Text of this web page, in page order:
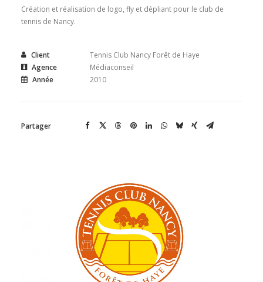
Création et réalisation de logo, fly et dépliant pour le club de
tennis de Nancy.
Client
Tennis Club Nancy Forêt de Haye
Agence
Médiaconseil
Année
2010
Partager